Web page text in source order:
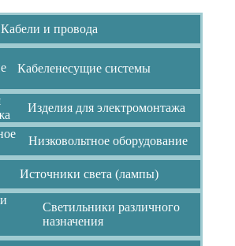
Кабели и провода
Кабеленесущие системы
Изделия для электромонтажа
Низковольтное оборудование
Источники света (лампы)
Светильники различного
назначения